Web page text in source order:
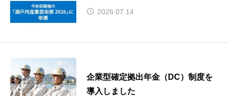
2026.07.14
企業型確定拠出年金（DC）制度を
導入しました